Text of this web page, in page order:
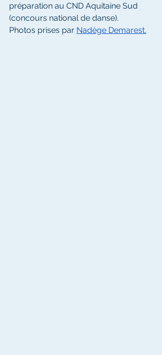
préparation au CND Aquitaine Sud
(concours national de danse).
Photos prises par Nadège Demarest.